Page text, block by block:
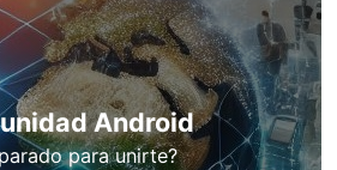
Android
para unirte?